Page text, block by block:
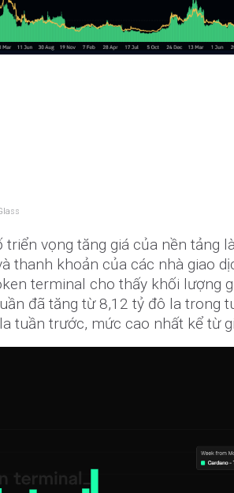
vọng tăng giá của nền tảng
thanh khoản của các nhà giao
terminal cho thấy khối lượng
đã tăng từ 8,12 tỷ đô la trong
tuần trước, mức cao nhất kể từ